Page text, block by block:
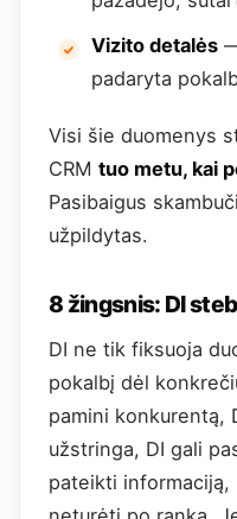
Vizito detalės
padaryta
Visi šie duomenys
CRM tuo metu, kai
Pasibaigus
užpildytas.
8 žingsnis: DI
DI ne tik fiksuoja
pokalbį dėl
pamini konkurentą,
užstringa, DI gali
pateikti informaciją,